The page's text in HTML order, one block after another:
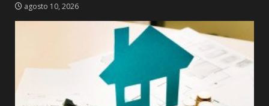
agosto 10, 2026